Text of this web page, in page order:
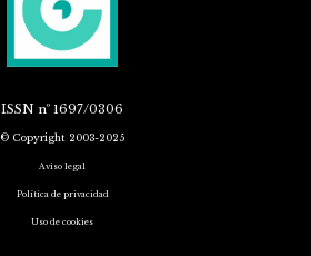
ISSN nº 1697/0306
© Copyright 2003-2025
Aviso legal
Política de privacidad
Uso de cookies